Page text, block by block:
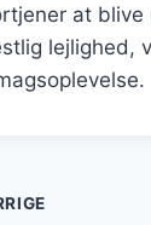
at blive
lejlighed,